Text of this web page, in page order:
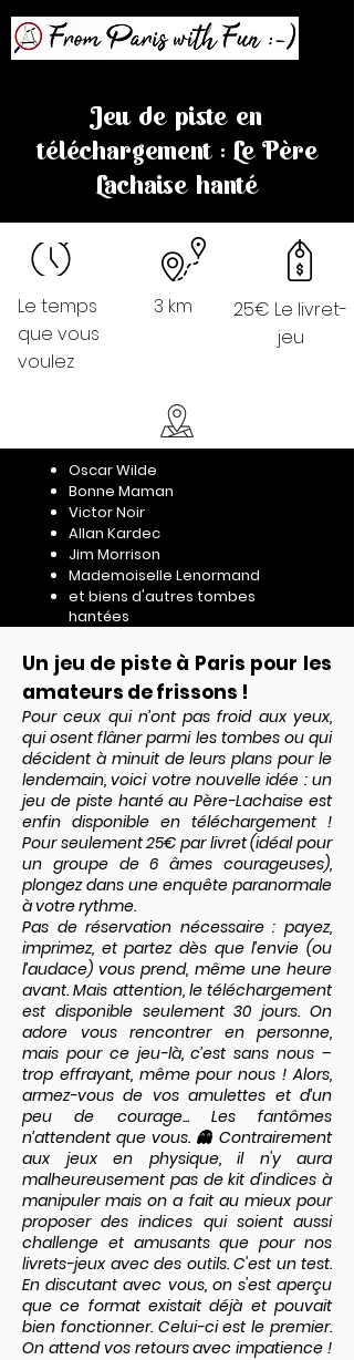
Jeu de piste en
téléchargement : Le Père
Lachaise hanté
Le temps
que vous
voulez
3 km
25€ Le livret-
jeu
Oscar Wilde
Bonne Maman
Victor Noir
Allan Kardec
Jim Morrison
Mademoiselle Lenormand
et biens d'autres tombes
hantées
Un jeu de piste à Paris pour les
amateurs de frissons !
Pour ceux qui n’ont pas froid aux yeux,
qui osent flâner parmi les tombes ou qui
décident à minuit de leurs plans pour le
lendemain, voici votre nouvelle idée : un
jeu de piste hanté au Père-Lachaise est
enfin disponible en téléchargement !
Pour seulement 25€ par livret (idéal pour
un groupe de 6 âmes courageuses),
plongez dans une enquête paranormale
à votre rythme.
Pas de réservation nécessaire : payez,
imprimez, et partez dès que l’envie (ou
l’audace) vous prend, même une heure
avant. Mais attention, le téléchargement
est disponible seulement 30 jours. On
adore vous rencontrer en personne,
mais pour ce jeu-là, c’est sans nous –
trop effrayant, même pour nous ! Alors,
armez-vous de vos amulettes et d’un
peu de courage... Les fantômes
n’attendent que vous. 👻 Contrairement
aux jeux en physique, il n'y aura
malheureusement pas de kit d'indices à
manipuler mais on a fait au mieux pour
proposer des indices qui soient aussi
challenge et amusants que pour nos
livrets-jeux avec des outils. C'est un test.
En discutant avec vous, on s'est aperçu
que ce format existait déjà et pouvait
bien fonctionner. Celui-ci est le premier.
On attend vos retours avec impatience !